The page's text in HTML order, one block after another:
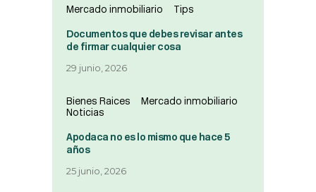
Mercado inmobiliario Tips
Documentos que debes revisar antes
de firmar cualquier cosa
29 junio, 2026
Bienes Raices
Mercado inmobiliario
Noticias
Apodaca no es lo mismo que hace 5
años
25 junio, 2026